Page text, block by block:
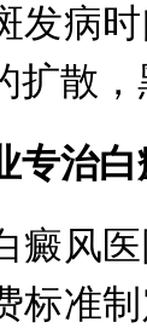
病时
扩散
治白
风医
标准